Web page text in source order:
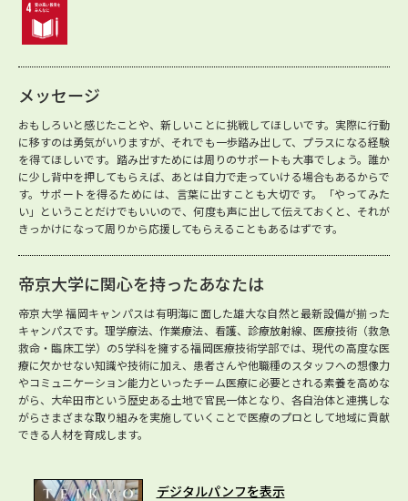
メッセージ
おもしろいと感じたことや、新しいことに挑戦してほしいです。実際に行動
に移すのは勇気がいりますが、それでも一歩踏み出して、プラスになる経験
を得てほしいです。踏み出すためには周りのサポートも大事でしょう。誰か
に少し背中を押してもらえば、あとは自力で走っていける場合もあるからで
す。サポートを得るためには、言葉に出すことも大切です。「やってみた
い」ということだけでもいいので、何度も声に出して伝えておくと、それが
きっかけになって周りから応援してもらえることもあるはずです。
帝京大学に関心を持ったあなたは
帝京大学 福岡キャンパスは有明海に面した雄大な自然と最新設備が揃った
キャンパスです。理学療法、作業療法、看護、診療放射線、医療技術（救急
救命・臨床工学）の5学科を擁する福岡医療技術学部では、現代の高度な医
療に欠かせない知識や技術に加え、患者さんや他職種のスタッフへの想像力
やコミュニケーション能力といったチーム医療に必要とされる素養を高めな
がら、大牟田市という歴史ある土地で官民一体となり、各自治体と連携しな
がらさまざまな取り組みを実施していくことで医療のプロとして地域に貢献
できる人材を育成します。
デジタルパンフを表示